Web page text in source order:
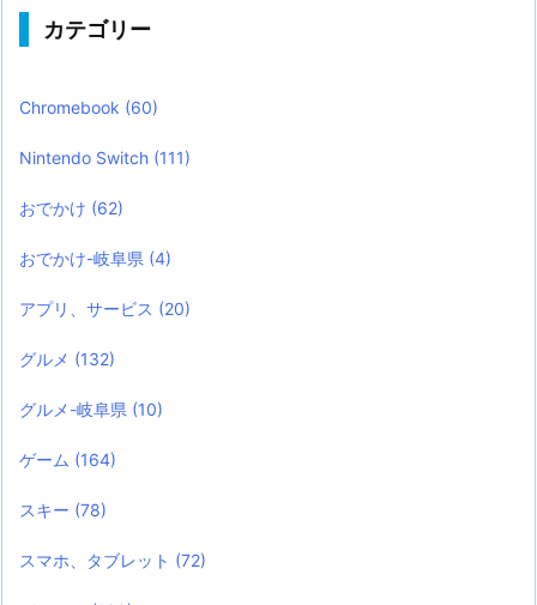
カテゴリー
Chromebook (60)
Nintendo Switch (111)
おでかけ (62)
おでかけ-岐阜県 (4)
アプリ、サービス (20)
グルメ (132)
グルメ-岐阜県 (10)
ゲーム (164)
スキー (78)
スマホ、タブレット (72)